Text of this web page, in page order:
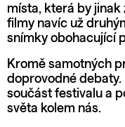
místa, která by
filmy navíc už
snímky obohacující
Kromě samotných
doprovodné debaty.
součást festivalu a
světa kolem nás.